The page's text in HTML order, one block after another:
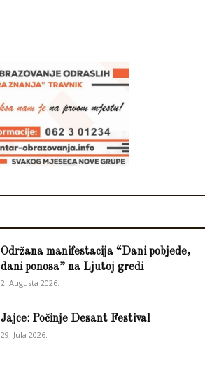
Održana manifestacija “Dani pobjede,
dani ponosa” na Ljutoj gredi
2. Augusta 2026.
Jajce: Počinje Desant Festival
29. Jula 2026.